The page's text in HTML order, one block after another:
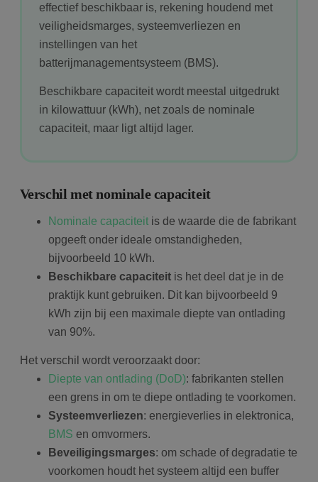
effectief beschikbaar is, rekening houdend met
veiligheidsmarges, systeemverliezen en
instellingen van het
batterijmanagementsysteem (BMS).
Beschikbare capaciteit wordt meestal uitgedrukt
in kilowattuur (kWh), net zoals de nominale
capaciteit, maar ligt altijd lager.
Verschil met nominale capaciteit
Nominale capaciteitis de waarde die de fabrikant
opgeeft onder ideale omstandigheden,
bijvoorbeeld 10 kWh.
Beschikbare capaciteitis het deel dat je in de
praktijk kunt gebruiken. Dit kan bijvoorbeeld 9
kWh zijn bij een maximale diepte van ontlading
van 90%.
Het verschil wordt veroorzaakt door:
Diepte van ontlading (DoD): fabrikanten stellen
een grens in om te diepe ontlading te voorkomen.
Systeemverliezen: energieverlies in elektronica,
BMS en omvormers.
Beveiligingsmarges: om schade of degradatie te
voorkomen houdt het systeem altijd een buffer